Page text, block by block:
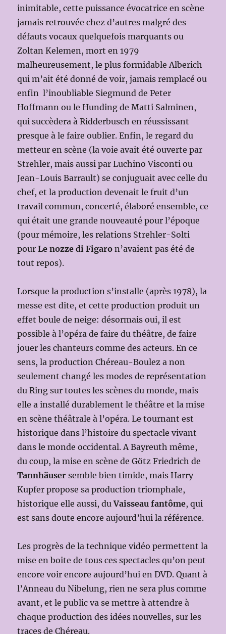
inimitable, cette puissance évocatrice en scène
jamais retrouvée chez d’autres malgré des
défauts vocaux quelquefois marquants ou
Zoltan Kelemen, mort en 1979
malheureusement, le plus formidable Alberich
qui m’ait été donné de voir, jamais remplacé ou
enfin l’inoubliable Siegmund de Peter
Hoffmann ou le Hunding de Matti Salminen,
qui succèdera à Ridderbusch en réussissant
presque à le faire oublier. Enfin, le regard du
metteur en scène (la voie avait été ouverte par
Strehler, mais aussi par Luchino Visconti ou
Jean-Louis Barrault) se conjuguait avec celle du
chef, et la production devenait le fruit d’un
travail commun, concerté, élaboré ensemble, ce
qui était une grande nouveauté pour l’époque
(pour mémoire, les relations Strehler-Solti
pourLe nozze di Figaro n’avaient pas été de
tout repos).
Lorsque la production s’installe (après 1978), la
messe est dite, et cette production produit un
effet boule de neige: désormais oui, il est
possible à l’opéra de faire du théâtre, de faire
jouer les chanteurs comme des acteurs. En ce
sens, la production Chéreau-Boulez a non
seulement changé les modes de représentation
du Ring sur toutes les scènes du monde, mais
elle a installé durablement le théâtre et la mise
en scène théâtrale à l’opéra. Le tournant est
historique dans l’histoire du spectacle vivant
dans le monde occidental. A Bayreuth même,
du coup, la mise en scène de Götz Friedrich de
Tannhäusersemble bien timide, mais Harry
Kupfer propose sa production triomphale,
historique elle aussi, duVaisseau fantôme, qui
est sans doute encore aujourd’hui la référence.
Les progrès de la technique vidéo permettent la
mise en boite de tous ces spectacles qu’on peut
encore voir encore aujourd’hui en DVD. Quant à
l’Anneau du Nibelung, rien ne sera plus comme
avant, et le public va se mettre à attendre à
chaque production des idées nouvelles, sur les
traces de Chéreau.